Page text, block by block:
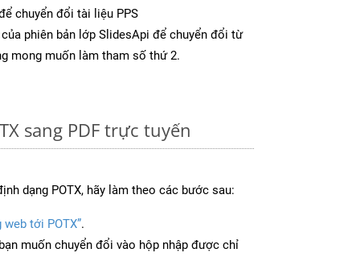
chuyển đổi tài liệu PPS
của phiên bản lớp SlidesApi để chuyển đổi từ
mong muốn làm tham số thứ 2.
sang PDF trực tuyến
dạng POTX, hãy làm theo các bước sau:
web tới POTX”.
muốn chuyển đổi vào hộp nhập được chỉ